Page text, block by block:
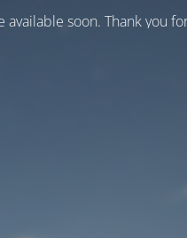
available soon. Thank you